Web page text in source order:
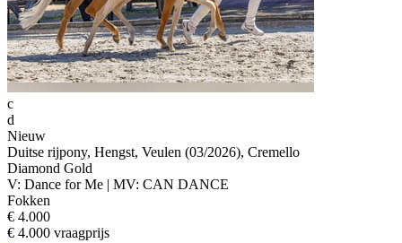
c
d
Nieuw
Duitse rijpony, Hengst, Veulen (03/2026), Cremello
Diamond Gold
V: Dance for Me | MV: CAN DANCE
Fokken
€ 4.000
€ 4.000 vraagprijs